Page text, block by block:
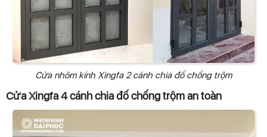
Cửa nhôm kính Xingfa 2 cánh chia đố chống trộm
Cửa Xingfa 4 cánh chia đố chống trộm an toàn